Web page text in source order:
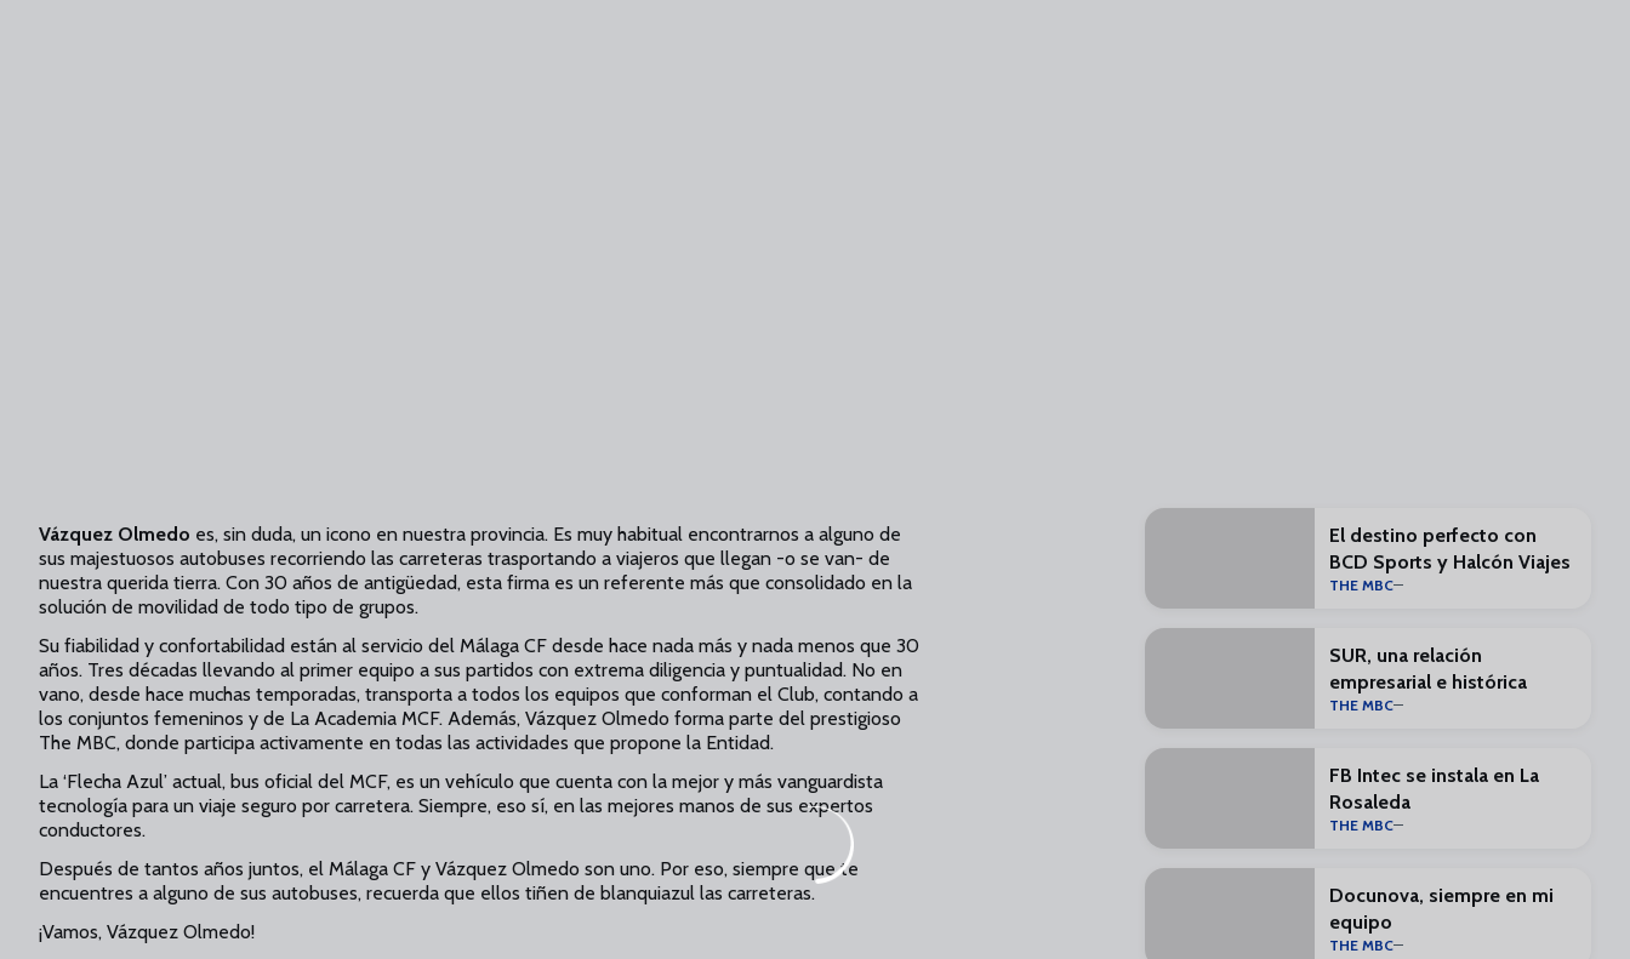
Vázquez Olmedo es, sin duda, un icono en nuestra provincia. Es muy habitual encontrarnos a alguno de
sus majestuosos autobuses recorriendo las carreteras trasportando a viajeros que llegan -o se van- de
nuestra querida tierra. Con 30 años de antigüedad, esta firma es un referente más que consolidado en la
solución de movilidad de todo tipo de grupos.
Su fiabilidad y confortabilidad están al servicio del Málaga CF desde hace nada más y nada menos que 30
años. Tres décadas llevando al primer equipo a sus partidos con extrema diligencia y puntualidad. No en
vano, desde hace muchas temporadas, transporta a todos los equipos que conforman el Club, contando a
los conjuntos femeninos y de La Academia MCF. Además, Vázquez Olmedo forma parte del prestigioso
The MBC, donde participa activamente en todas las actividades que propone la Entidad.
La ‘Flecha Azul’ actual, bus oficial del MCF, es un vehículo que cuenta con la mejor y más vanguardista
tecnología para un viaje seguro por carretera. Siempre, eso sí, en las mejores manos de sus expertos
conductores.
Después de tantos años juntos, el Málaga CF y Vázquez Olmedo son uno. Por eso, siempre que te
encuentres a alguno de sus autobuses, recuerda que ellos tiñen de blanquiazul las carreteras.
¡Vamos, Vázquez Olmedo!
El destino perfecto con
BCD Sports y Halcón Viajes
THE MBC
SUR, una relación
empresarial e histórica
THE MBC
FB Intec se instala en La
Rosaleda
THE MBC
Docunova, siempre en mi
equipo
THE MBC